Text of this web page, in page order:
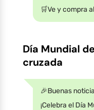
🛒Ve y compra
Día Mundial
cruzada
🎉Buenas
¡Celebra el Día